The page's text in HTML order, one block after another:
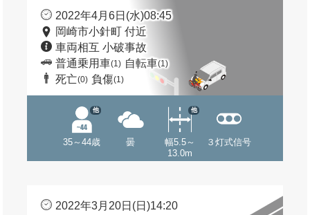
2022年4月6日(水)08:45
岡崎市小針町 付近
車両相互 小破事故
普通乗用車(1) 自転車(1)
死亡(0) 負傷(1)
35～44歳
他
曇
幅5.5～
13.0m
他
３灯式信号
2022年3月20日(日)14:20